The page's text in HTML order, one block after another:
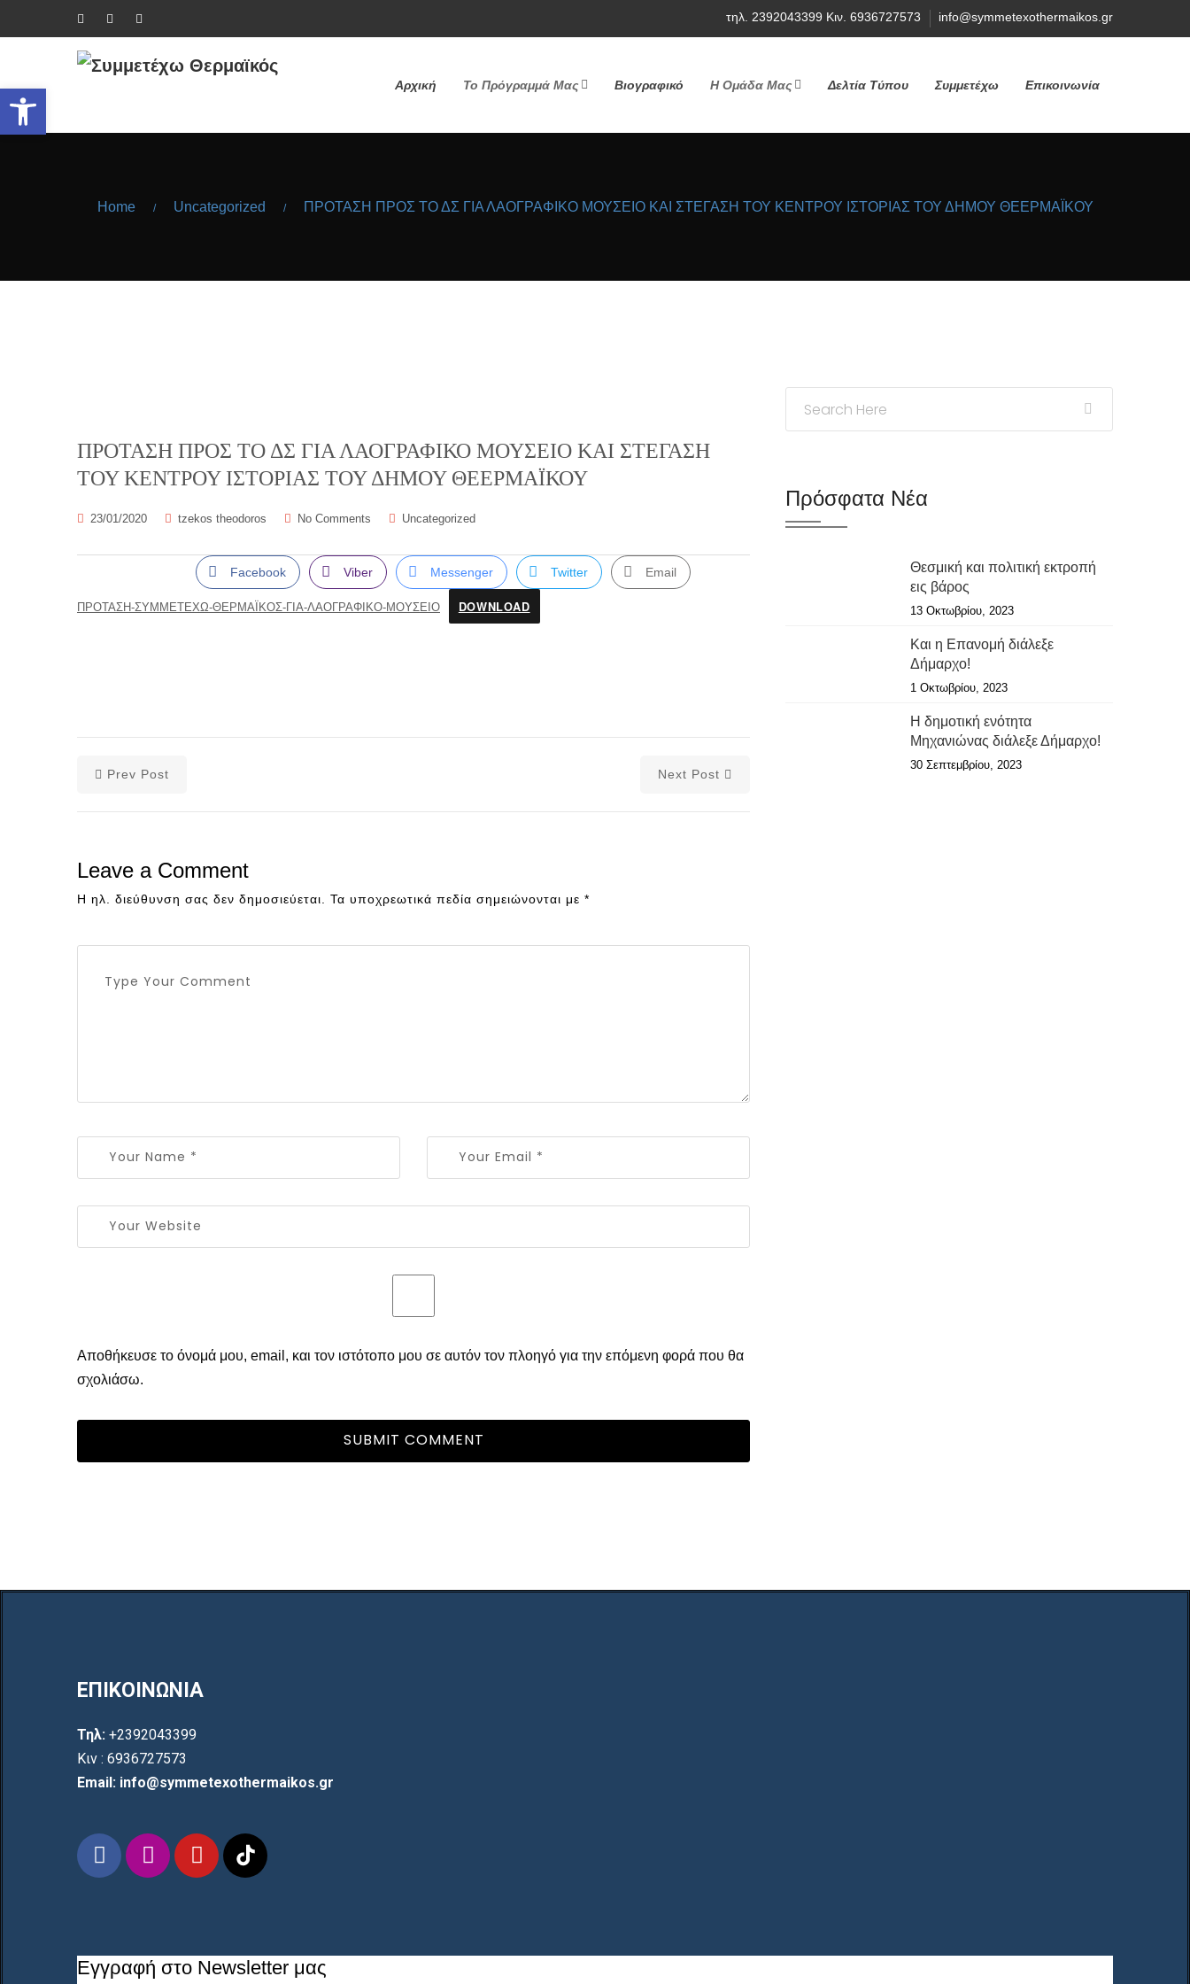
Ανοίξτε τη γραμμή εργαλείων
τηλ. 2392043399 Κιν. 6936727573 info@symmetexothermaikos.gr
Αρχική Το Πρόγραμμά Μας Βιογραφικό Η Ομάδα Μας Δελτία Τύπου Συμμετέχω Επικοινωνία
Home / Uncategorized / ΠΡΟΤΑΣΗ ΠΡΟΣ ΤΟ ΔΣ ΓΙΑ ΛΑΟΓΡΑΦΙΚΟ ΜΟΥΣΕΙΟ ΚΑΙ ΣΤΕΓΑΣΗ ΤΟΥ ΚΕΝΤΡΟΥ ΙΣΤΟΡΙΑΣ ΤΟΥ ΔΗΜΟΥ ΘΕΕΡΜΑΪΚΟΥ
ΠΡΟΤΑΣΗ ΠΡΟΣ ΤΟ ΔΣ ΓΙΑ ΛΑΟΓΡΑΦΙΚΟ ΜΟΥΣΕΙΟ ΚΑΙ ΣΤΕΓΑΣΗ
ΤΟΥ ΚΕΝΤΡΟΥ ΙΣΤΟΡΙΑΣ ΤΟΥ ΔΗΜΟΥ ΘΕΕΡΜΑΪΚΟΥ
23/01/2020 tzekos theodoros No Comments Uncategorized
Facebook Viber Messenger Twitter Email
ΠΡΟΤΑΣΗ-ΣΥΜΜΕΤΕΧΩ-ΘΕΡΜΑΪΚΟΣ-ΓΙΑ-ΛΑΟΓΡΑΦΙΚΟ-ΜΟΥΣΕΙΟ DOWNLOAD
Prev Post Next Post
Leave a Comment
Η ηλ. διεύθυνση σας δεν δημοσιεύεται. Τα υποχρεωτικά πεδία σημειώνονται με *
Αποθήκευσε το όνομά μου, email, και τον ιστότοπο μου σε αυτόν τον πλοηγό για την επόμενη φορά που θα
σχολιάσω.
Πρόσφατα Νέα
Θεσμική και πολιτική εκτροπή
εις βάρος
13 Οκτωβρίου, 2023
Και η Επανομή διάλεξε
Δήμαρχο!
1 Οκτωβρίου, 2023
Η δημοτική ενότητα
Μηχανιώνας διάλεξε Δήμαρχο!
30 Σεπτεμβρίου, 2023
ΕΠΙΚΟΙΝΩΝΙΑ
Τηλ: +2392043399
Κιν : 6936727573
Email: info@symmetexothermaikos.gr
Εγγραφή στο Newsletter μας